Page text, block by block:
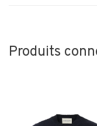
Produits